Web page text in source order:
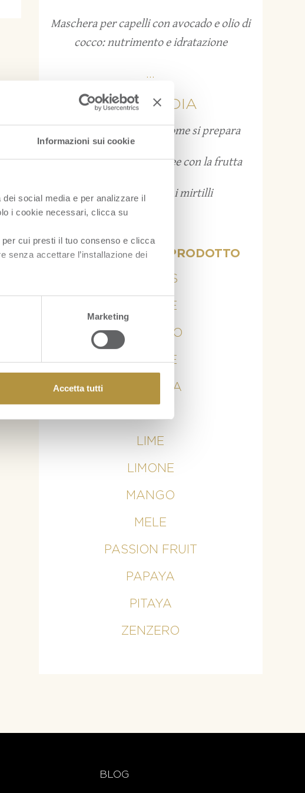
Informazioni sui cookie
social media e per analizzare il
i cookie necessari, clicca su
cui presti il tuo consenso e clicca
senza accettare l’installazione dei
Marketing
Accetta tutti
Maschera per capelli con avocado e olio di
cocco: nutrimento e idratazione
...
FRUITPEDIA
Grattachecca: cos’è e come si prepara
Bruschette estive: 12 idee con la frutta
Come conservare i mirtilli
VISUALIZZA PER PRODOTTO
ANANAS
ARANCE
AVOCADO
BANANE
CURCUMA
LIME
LIMONE
MANGO
MELE
PASSION FRUIT
PAPAYA
PITAYA
ZENZERO
BLOG